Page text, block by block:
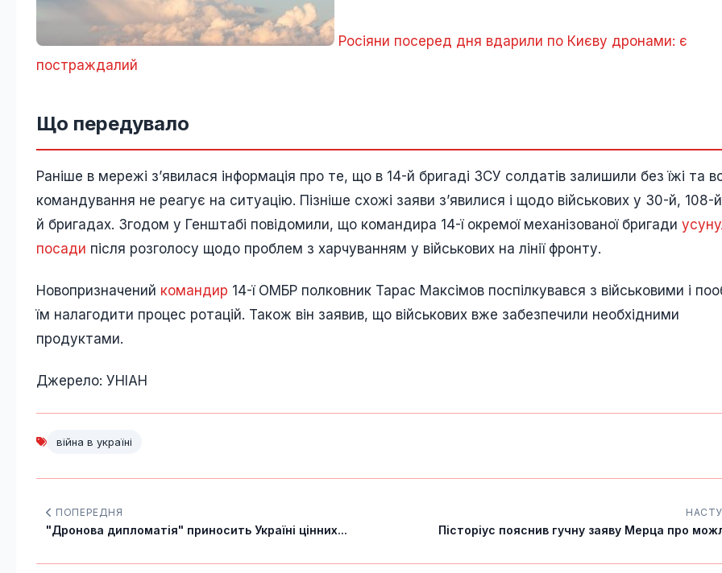
Росіяни посеред дня вдарили по Києву дронами: є
постраждалий
Що передувало
Раніше в мережі зʼявилася інформація про те, що в 14-й бригаді ЗСУ солдатів залишили без їжі та
командування не реагує на ситуацію. Пізніше схожі заяви зʼявилися і щодо військових у 30-й, 108-
й бригадах. Згодом у Генштабі повідомили, що командира 14-ї окремої механізованої бригади
посади після розголосу щодо проблем з харчуванням у військових на лінії фронту.
Новопризначений командир 14-ї ОМБР полковник Тарас Максімов поспілкувався з військовими і
їм налагодити процес ротацій. Також він заявив, що військових вже забезпечили необхідними
продуктами.
Джерело: УНІАН
війна в україні
ПОПЕРЕДНЯ
"Дронова дипломатія" приносить Україні цінних... Пісторіус пояснив гучну заяву Мерца про